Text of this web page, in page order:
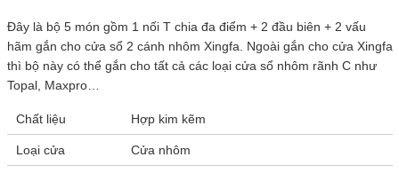
Đây là bộ 5 món gồm 1 nối T chia đa điểm + 2 đầu biên + 2 vấu
hãm gắn cho cửa sổ 2 cánh nhôm Xingfa. Ngoài gắn cho cửa Xingfa
thì bộ này có thể gắn cho tất cả các loại cửa sổ nhôm rãnh C như
Topal, Maxpro…
Chất liệu Hợp kim kẽm
Loại cửa Cửa nhôm